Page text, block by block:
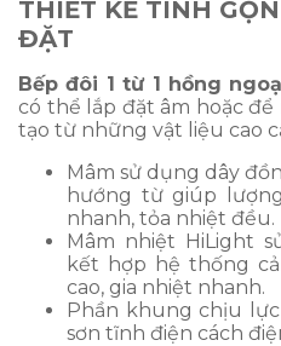
THIẾT KẾ TINH
ĐẶT
Bếp đôi 1 từ 1 hồng
có thể lắp đặt âm hoặc
tạo từ những vật liệu cao
Mâm sử dụng dây
hướng từ giúp
nhanh, tỏa nhiệt đều.
Mâm nhiệt HiLight
kết hợp hệ thống
cao, gia nhiệt nhanh.
Phần khung chịu
sơn tĩnh điện cách